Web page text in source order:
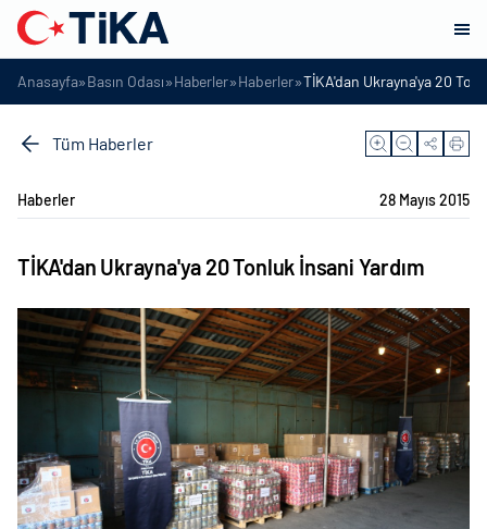
Anasayfa»Basın Odası»Haberler»Haberler»TİKA'dan Ukrayna'ya 20
Tüm Haberler
Haberler 28 Mayıs 2015
TİKA'dan Ukrayna'ya 20 Tonluk İnsani Yardım